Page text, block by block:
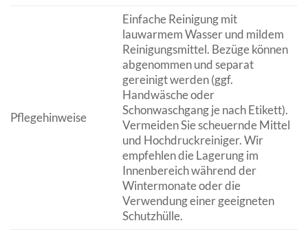
Pflegehinweise
Einfache Reinigung mit
lauwarmem Wasser und mildem
Reinigungsmittel. Bezüge können
abgenommen und separat
gereinigt werden (ggf.
Handwäsche oder
Schonwaschgang je nach Etikett).
Vermeiden Sie scheuernde Mittel
und Hochdruckreiniger. Wir
empfehlen die Lagerung im
Innenbereich während der
Wintermonate oder die
Verwendung einer geeigneten
Schutzhülle.